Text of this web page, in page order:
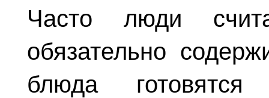
Часто люди
обязательно
блюда